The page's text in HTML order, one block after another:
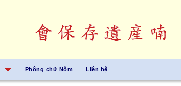
Phông chữ Nôm Liên hệ